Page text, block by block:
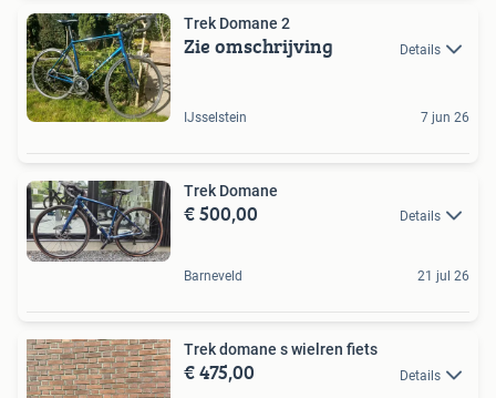
Trek Domane 2
Zie omschrijving Details
IJsselstein 7 jun 26
Trek Domane
€ 500,00 Details
Barneveld 21 jul 26
Trek domane s wielren fiets
€ 475,00 Details